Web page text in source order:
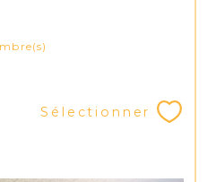
Sélectionner